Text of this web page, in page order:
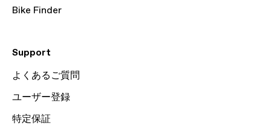
Bike Finder
Support
よくあるご質問
ユーザー登録
特定保証